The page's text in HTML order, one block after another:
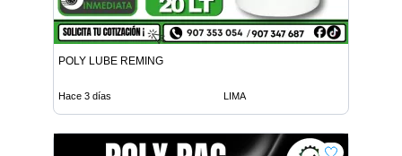
POLY LUBE REMING
Hace 3 días LIMA